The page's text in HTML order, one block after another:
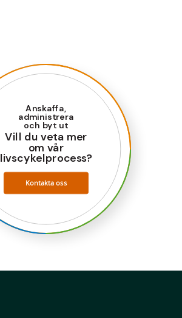
Anskaffa,
administrera
och byt ut
Vill du veta mer
om vår
livscykelprocess?
Kontakta oss